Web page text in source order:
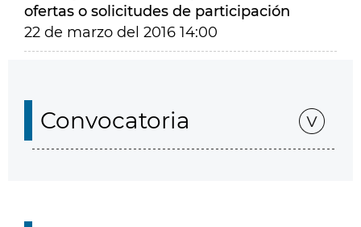
ofertas o solicitudes de participación
22 de marzo del 2016 14:00
Convocatoria